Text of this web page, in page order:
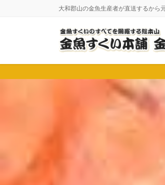
に
移
ョ
ン
大和郡山の金魚生産者が直送するから